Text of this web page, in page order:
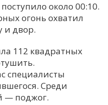
У
Х
Ч
около 00:10.
огонь охватил
и двор.
112 квадратных
специалисты
Среди
— поджог.